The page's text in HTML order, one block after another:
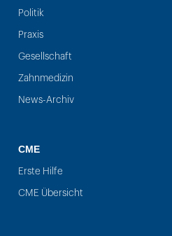
Politik
Praxis
Gesellschaft
Zahnmedizin
News-Archiv
CME
Erste Hilfe
CME Übersicht